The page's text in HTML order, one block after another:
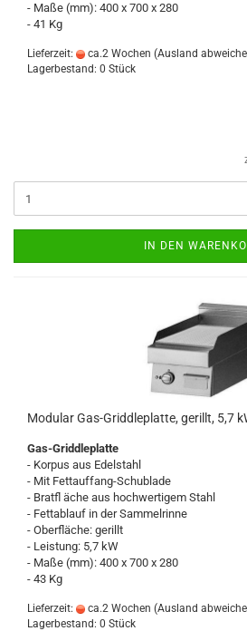
- Maße (mm): 400 x 700 x 280
- 41 Kg
Lieferzeit: ca.2 Wochen (Ausland
Lagerbestand: 0 Stück
IN DEN
Modular Gas-Griddleplatte, gerillt, 5,7
Gas-Griddleplatte
- Korpus aus Edelstahl
- Mit Fettauffang-Schublade
- Bratfl äche aus hochwertigem Stahl
- Fettablauf in der Sammelrinne
- Oberfläche: gerillt
- Leistung: 5,7 kW
- Maße (mm): 400 x 700 x 280
- 43 Kg
Lieferzeit: ca.2 Wochen (Ausland
Lagerbestand: 0 Stück